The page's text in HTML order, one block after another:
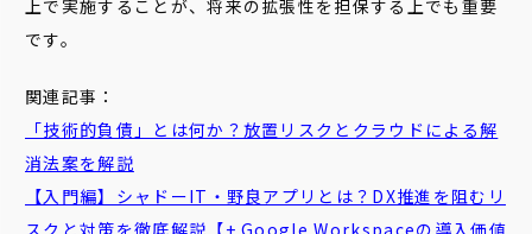
上で実施することが、将来の拡張性を担保する上でも重要
です。
関連記事：
「技術的負債」とは何か？放置リスクとクラウドによる解
消法案を解説
【入門編】シャドーIT・野良アプリとは？DX推進を阻むリ
スクと対策を徹底解説【+ Google Workspaceの導入価値